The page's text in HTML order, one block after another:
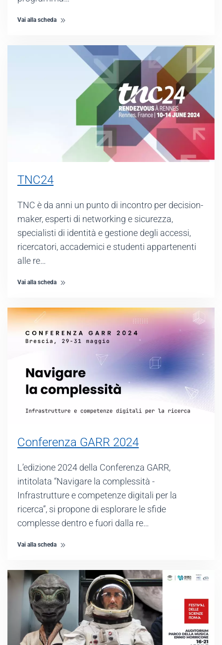
Vai alla scheda
TNC24
TNC è da anni un punto di incontro per decision-
maker, esperti di networking e sicurezza,
specialisti di identità e gestione degli accessi,
ricercatori, accademici e studenti appartenenti
alle re…
Vai alla scheda
Conferenza GARR 2024
L’edizione 2024 della Conferenza GARR,
intitolata “Navigare la complessità -
Infrastrutture e competenze digitali per la
ricerca”, si propone di esplorare le sfide
complesse dentro e fuori dalla re…
Vai alla scheda